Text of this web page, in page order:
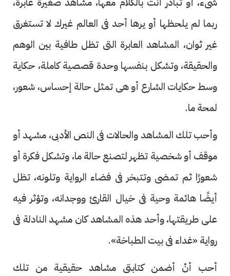
ربما لم يلحظها أو يرها أحد فى العالم غيرك لا تستغرق
غير ثوان، المشاهد العابرة التى تظل طافية بين الوهم
والحقيقة، وتشكل بنفسها وحدة قصصية كاملة، حكاية
وسط حكايات الشارع أو هى تمثل حالة إحساس، شعور،
لمحة ما.
وأحب تلك المشاهد والحالات فى النص الأدبى، مشهد أو
موقف أو شخصية تظهر لتصنع حالة ما، وتشكل فكرة أو
شعورًا ثم تمضى وتتبخر فى فضاء الرواية وتلونه، تظل
أيضًا هائمة وحية فى خيال القارئ ووجدانه، وتؤثر فيه
على طريقتها، وأحد هذه المشاهد كان مشهد النادلة فى
رواية «غداء فى بيت الطباخة».
أحب أنْ أضمن كتابتى مشاهد حقيقية من تلك